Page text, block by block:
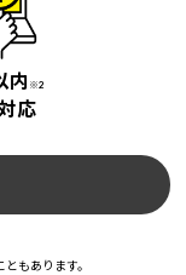
内 ※2
応
もあります。